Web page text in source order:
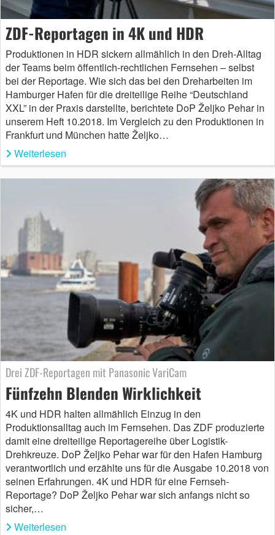
ZDF-Reportagen in 4K und HDR
Produktionen in HDR sickern allmählich in den Dreh-Alltag
der Teams beim öffentlich-rechtlichen Fernsehen – selbst
bei der Reportage. Wie sich das bei den Dreharbeiten im
Hamburger Hafen für die dreiteilige Reihe “Deutschland
XXL” in der Praxis darstellte, berichtete DoP Željko Pehar in
unserem Heft 10.2018. Im Vergleich zu den Produktionen in
Frankfurt und München hatte Željko…
Weiterlesen
Drei ZDF-Reportagen mit Panasonic VariCam
Fünfzehn Blenden Wirklichkeit
4K und HDR halten allmählich Einzug in den
Produktionsalltag auch im Fernsehen. Das ZDF produzierte
damit eine dreiteilige Reportagereihe über Logistik-
Drehkreuze. DoP Željko Pehar war für den Hafen Hamburg
verantwortlich und erzählte uns für die Ausgabe 10.2018 von
seinen Erfahrungen. 4K und HDR für eine Fernseh-
Reportage? DoP Željko Pehar war sich anfangs nicht so
sicher,…
Weiterlesen